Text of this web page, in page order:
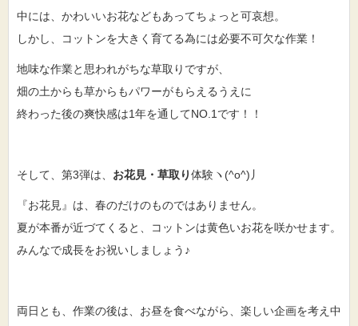
中には、かわいいお花などもあってちょっと可哀想。
しかし、コットンを大きく育てる為には必要不可欠な作業！
地味な作業と思われがちな草取りですが、
畑の土からも草からもパワーがもらえるうえに
終わった後の爽快感は1年を通してNO.1です！！
そして、第3弾は、 お花見・草取り体験ヽ(^o^)丿
『お花見』は、春のだけのものではありません。
夏が本番が近づてくると、コットンは黄色いお花を咲かせます。
みんなで成長をお祝いしましょう♪
両日とも、作業の後は、お昼を食べながら、楽しい企画を考え中